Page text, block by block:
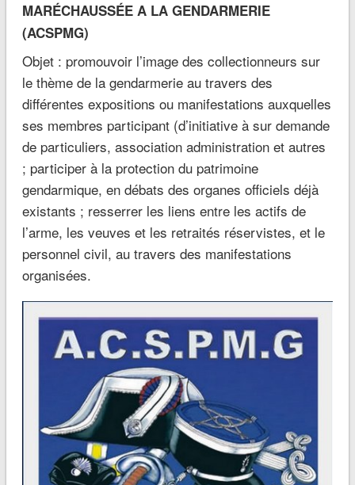
MARÉCHAUSSÉE A LA GENDARMERIE
(ACSPMG)
Objet : promouvoir l’image des collectionneurs sur
le thème de la gendarmerie au travers des
différentes expositions ou manifestations auxquelles
ses membres participant (d’initiative à sur demande
de particuliers, association administration et autres
; participer à la protection du patrimoine
gendarmique, en débats des organes officiels déjà
existants ; resserrer les liens entre les actifs de
l’arme, les veuves et les retraités réservistes, et le
personnel civil, au travers des manifestations
organisées.